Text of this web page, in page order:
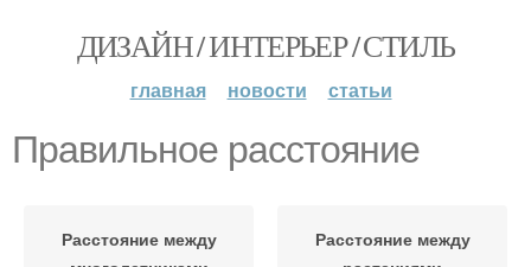
ДИЗАЙН / ИНТЕРЬЕР / СТИЛЬ
главная новости статьи
Правильное расстояние
Расстояние между
Расстояние между